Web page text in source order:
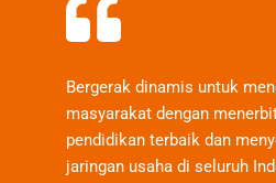
Bergerak dinamis untuk
masyarakat dengan
pendidikan terbaik dan
jaringan usaha di seluruh